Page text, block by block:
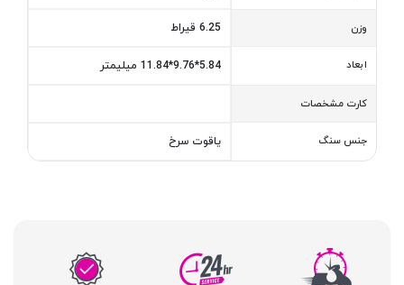
وزن 6.25 قیراط
ابعاد 5.84*9.76*11.84 میلیمتر
کارت مشخصات
جنس سنگ یاقوت سرخ